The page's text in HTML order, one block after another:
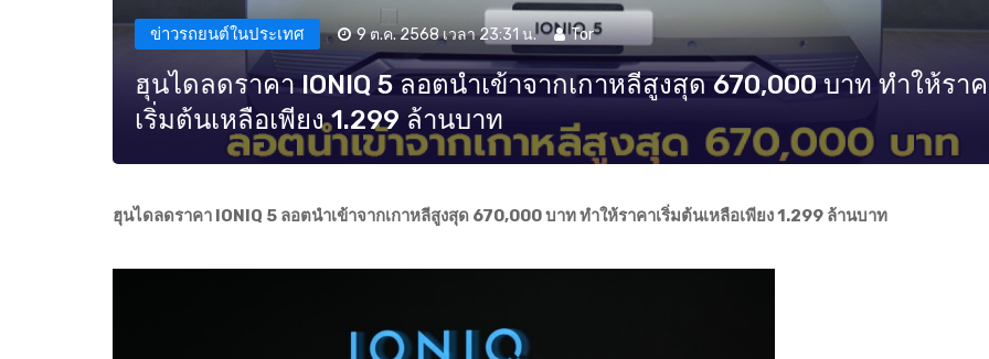
ข่าวรถยนต์ในประเทศ 9 ต.ค. 2568 เวลา 23:31 น. Tor
ฮุนไดลดราคา IONIQ 5 ลอตนำเข้าจากเกาหลีสูงสุด 670,000 บาท ทำให้รา
เริ่มต้นเหลือเพียง 1.299 ล้านบาท
ฮุนไดลดราคา IONIQ 5 ลอตนำเข้าจากเกาหลีสูงสุด 670,000 บาท ทำให้ราคาเริ่มต้นเหลือเพียง 1.299 ล้านบาท